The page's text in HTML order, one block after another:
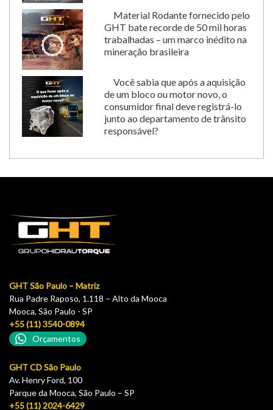
Material Rodante fornecido pelo
GHT bate recorde de 50 mil horas
trabalhadas – um marco inédito na
mineração brasileira
Você sabia que após a aquisição
de um bloco ou motor novo, o
consumidor final deve registrá-lo
junto ao departamento de trânsito
responsável?
GHT São Paulo – Matriz
Rua Padre Raposo, 1.118 – Alto da Mooca
Mooca, São Paulo - SP
+55 (11) 3540-0894
Orçamentos
GHT CD São Paulo
Av. Henry Ford, 100
Parque da Mooca, São Paulo – SP
+55 (11) 2024-6429